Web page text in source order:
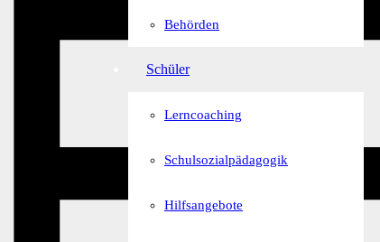
Behörden
Schüler
Lerncoaching
Schulsozialpädagogik
Hilfsangebote